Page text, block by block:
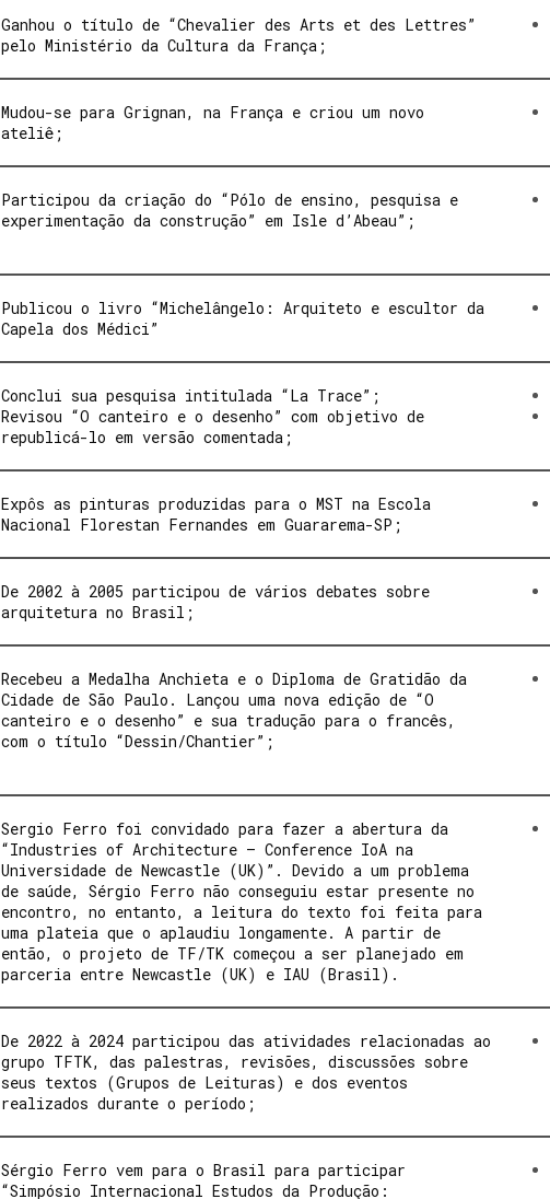
Ganhou o título de “Chevalier des Arts et des Lettres”
pelo Ministério da Cultura da França;
Mudou-se para Grignan, na França e criou um novo
ateliê;
Participou da criação do “Pólo de ensino, pesquisa e
experimentação da construção” em Isle d’Abeau”;
Publicou o livro “Michelângelo: Arquiteto e escultor da
Capela dos Médici”
Conclui sua pesquisa intitulada “La Trace”;
Revisou “O canteiro e o desenho” com objetivo de
republicá-lo em versão comentada;
Expôs as pinturas produzidas para o MST na Escola
Nacional Florestan Fernandes em Guararema-SP;
De 2002 à 2005 participou de vários debates sobre
arquitetura no Brasil;
Recebeu a Medalha Anchieta e o Diploma de Gratidão da
Cidade de São Paulo. Lançou uma nova edição de “O
canteiro e o desenho” e sua tradução para o francês,
com o título “Dessin/Chantier”;
Sergio Ferro foi convidado para fazer a abertura da
“Industries of Architecture – Conference IoA na
Universidade de Newcastle (UK)”. Devido a um problema
de saúde, Sérgio Ferro não conseguiu estar presente no
encontro, no entanto, a leitura do texto foi feita para
uma plateia que o aplaudiu longamente. A partir de
então, o projeto de TF/TK começou a ser planejado em
parceria entre Newcastle (UK) e IAU (Brasil).
De 2022 à 2024 participou das atividades relacionadas ao
grupo TFTK, das palestras, revisões, discussões sobre
seus textos (Grupos de Leituras) e dos eventos
realizados durante o período;
Sérgio Ferro vem para o Brasil para participar
“Simpósio Internacional Estudos da Produção: